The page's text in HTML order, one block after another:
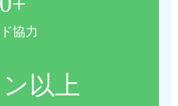
協力
ン以上